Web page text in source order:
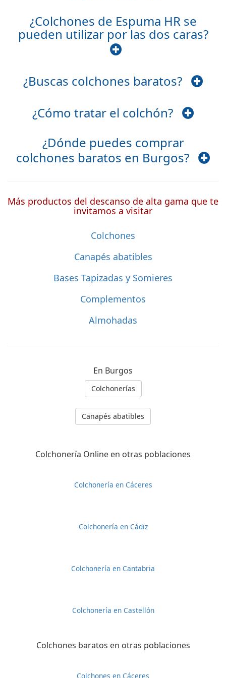
¿Colchones de Espuma HR se
pueden utilizar por las dos caras?
¿Buscas colchones baratos?
¿Cómo tratar el colchón?
¿Dónde puedes comprar
colchones baratos en Burgos?
Más productos del descanso de alta gama que te
invitamos a visitar
Colchones
Canapés abatibles
Bases Tapizadas y Somieres
Complementos
Almohadas
En Burgos
Colchonerías
Canapés abatibles
Colchonería Online en otras poblaciones
Colchonería en Cáceres
Colchonería en Cádiz
Colchonería en Cantabria
Colchonería en Castellón
Colchones baratos en otras poblaciones
Colchones en Cáceres